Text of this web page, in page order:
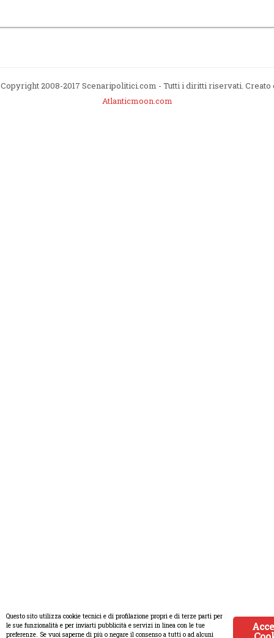
2008-2017 Scenaripolitici.com - Tutti i diritti riservati. Creato
Atlanticmoon.com
Questo sito utilizza cookie tecnici e di profilazione propri e di terze parti per
le sue funzionalità e per inviarti pubblicità e servizi in linea con le tue
preferenze. Se vuoi saperne di più o negare il consenso a tutti o ad alcuni